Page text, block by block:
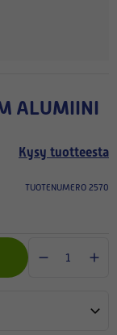
ALUMIINI
Kysy tuotteesta
TUOTENUMERO 2570